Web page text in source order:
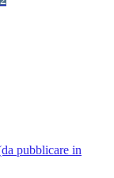
pubblicare in